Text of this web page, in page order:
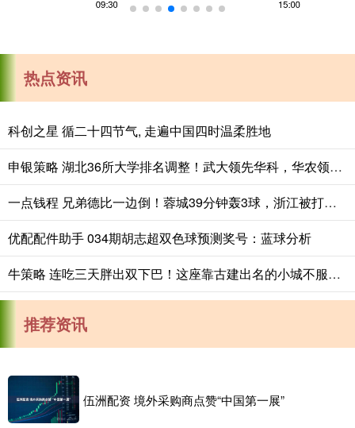
热点资讯
科创之星 循二十四节气, 走遍中国四时温柔胜地
申银策略 湖北36所大学排名调整！武大领先华科，华农领先中南财大
一点钱程 兄弟德比一边倒！蓉城39分钟轰3球，浙江被打崩，韦世豪锦上添花
优配配件助手 034期胡志超双色球预测奖号：蓝球分析
牛策略 连吃三天胖出双下巴！这座靠古建出名的小城不服不行啊
推荐资讯
伍洲配资 境外采购商点赞“中国第一展”